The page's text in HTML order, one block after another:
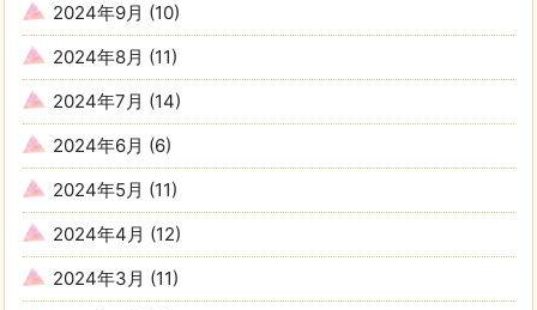
2024年9月 (10)
2024年8月 (11)
2024年7月 (14)
2024年6月 (6)
2024年5月 (11)
2024年4月 (12)
2024年3月 (11)